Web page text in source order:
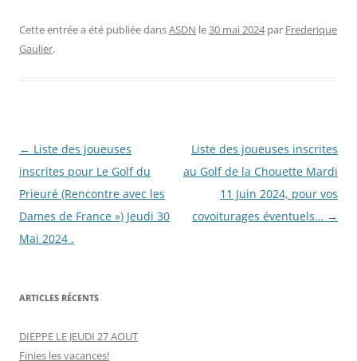
Cette entrée a été publiée dansASDN le30 mai 2024 par Frederique
Gaulier.
Navigation
des
articles
← Liste des joueuses
inscrites pour Le Golf du
Prieuré (Rencontre avec les
Dames de France ») Jeudi 30
Mai 2024 .
Liste des joueuses inscrites
au Golf de la Chouette Mardi
11 Juin 2024, pour vos
covoiturages éventuels… →
ARTICLES RÉCENTS
DIEPPE LE JEUDI 27 AOUT
Finies les vacances!